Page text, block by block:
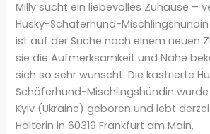
Milly sucht ein liebevolles Zuhause –
Husky-Schäferhund-
ist auf der Suche nach einem neuen
sie die Aufmerksamkeit und Nähe
sich so sehr wünscht. Die kastrierte
Schäferhund-Mischlingshündin wurde
Kyiv (Ukraine) geboren und lebt
Halterin in 60319 Frankfurt am Main,